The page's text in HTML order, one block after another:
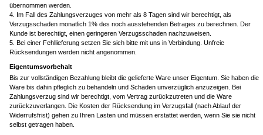
übernommen werden.
Im Fall des Zahlungsverzuges von mehr als 8 Tagen sind wir berechtigt, als
Verzugsschaden monatlich 1% des noch ausstehenden Betrages zu berechnen. Der
Kunde ist berechtigt, einen geringeren Verzugsschaden nachzuweisen.
Bei einer Fehllieferung setzen Sie sich bitte mit uns in Verbindung. Unfreie
Rücksendungen werden nicht angenommen.
Eigentumsvorbehalt
Bis zur vollständigen Bezahlung bleibt die gelieferte Ware unser Eigentum. Sie haben die
Ware bis dahin pfleglich zu behandeln und Schäden unverzüglich anzuzeigen. Bei
Zahlungsverzug sind wir berechtigt, vom Vertrag zurückzutreten und die Ware
zurückzuverlangen. Die Kosten der Rücksendung im Verzugsfall (nach Ablauf der
Widerrufsfrist) gehen zu Ihren Lasten und müssen erstattet werden, wenn Sie sie nicht
selbst getragen haben.